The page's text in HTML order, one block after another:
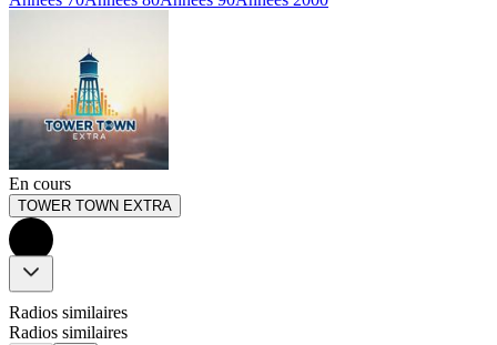
En cours
TOWER TOWN EXTRA
Radios similaires
Radios similaires